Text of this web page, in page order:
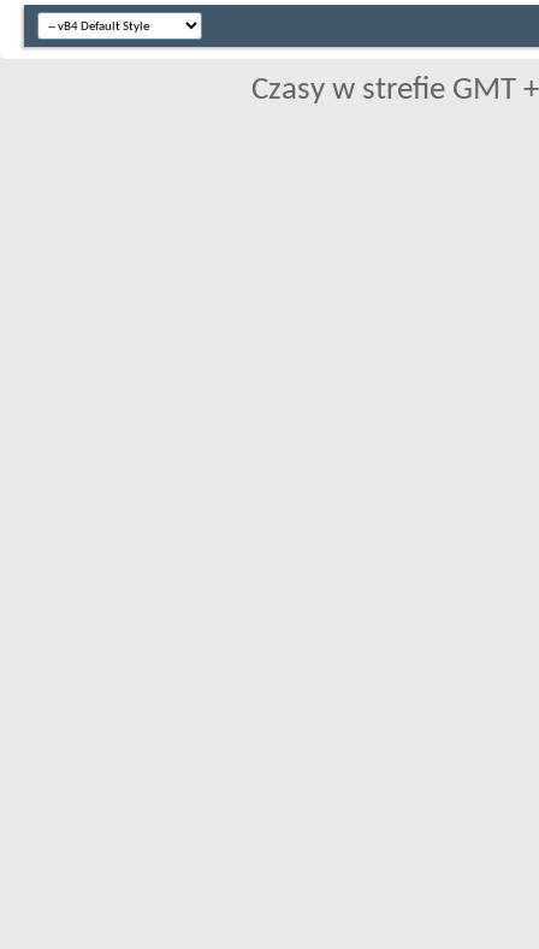
Czasy w strefie GMT